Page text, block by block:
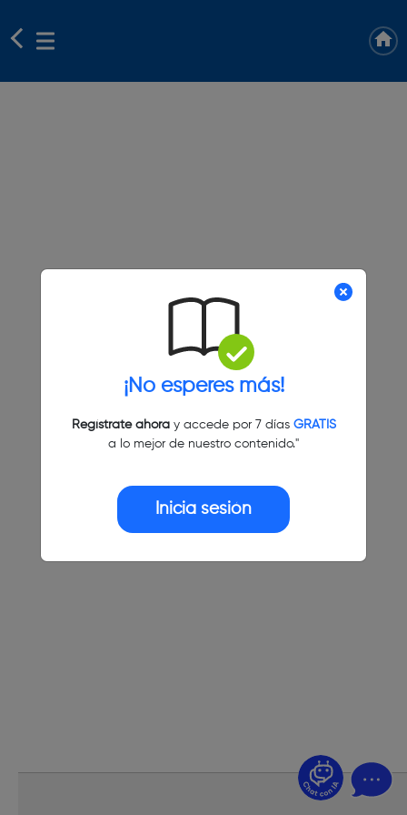
¡No esperes más!
Regístrate ahoray accede por 7 días GRATIS
a lo mejor de nuestro contenido."
Inicia sesión